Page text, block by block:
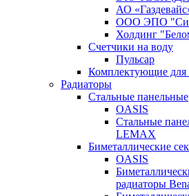
АО
ООО ЭПО
Холдинг
Счетчики на воду
Пульсар
Комплектующие для
Радиаторы
Стальные панельные
OASIS
Стальные
LEMAX
Биметаллические
OASIS
радиаторы